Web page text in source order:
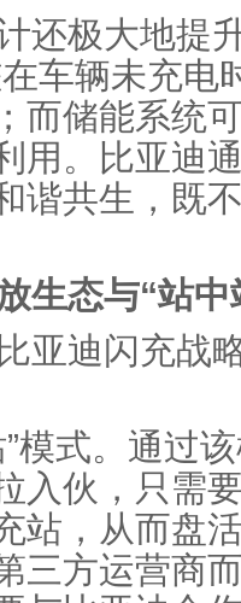
还极大地提
车辆未充电
而储能系统
用。比亚迪
谐共生，既
生态与“站中
亚迪闪充战
模式。通过
入伙，只需
站，从而盘
三方运营商